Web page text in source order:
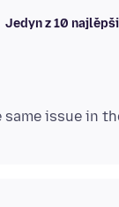
Jedyn z 10